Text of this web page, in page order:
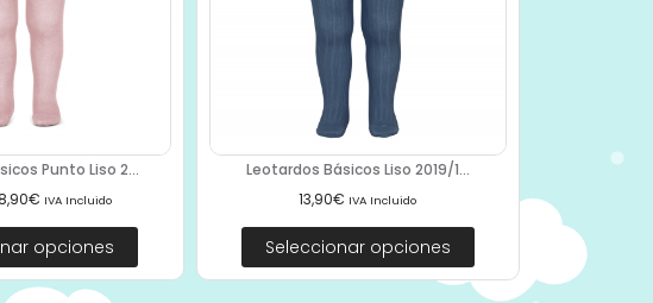
Punto Liso 2...
€ IVA Incluido
opciones
Leotardos Básicos Liso 2019/1...
13,90€ IVA Incluido
Seleccionar opciones